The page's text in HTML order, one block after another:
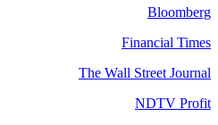
Bloomberg
Financial Times
The Wall Street Journal
NDTV Profit